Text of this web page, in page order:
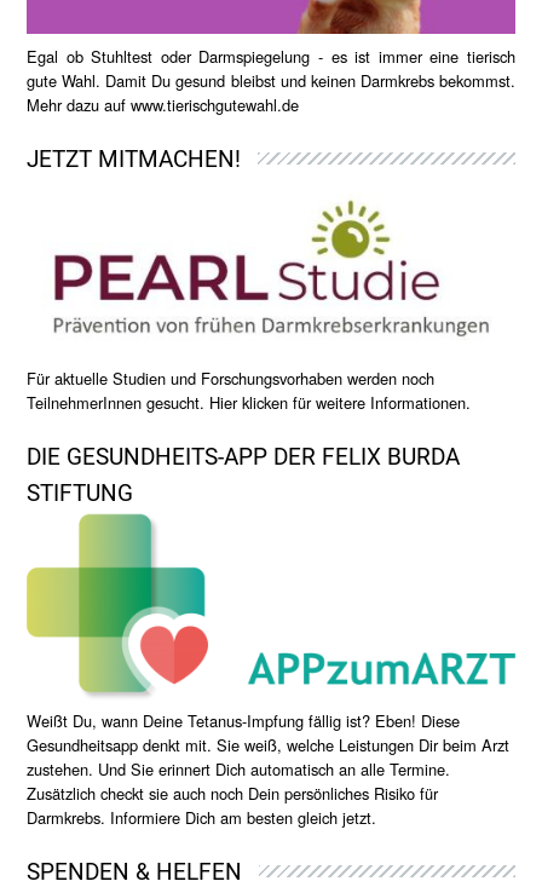
Egal ob Stuhltest oder Darmspiegelung - es ist immer eine tierisch
gute Wahl. Damit Du gesund bleibst und keinen Darmkrebs bekommst.
Mehr dazu aufwww.tierischgutewahl.de
JETZT MITMACHEN!
Für aktuelle Studien und Forschungsvorhaben werden noch
TeilnehmerInnen gesucht. Hier klicken für weitere Informationen.
DIE GESUNDHEITS-APP DER FELIX BURDA
STIFTUNG
Weißt Du, wann Deine Tetanus-Impfung fällig ist? Eben! Diese
Gesundheitsapp denkt mit. Sie weiß, welche Leistungen Dir beim Arzt
zustehen. Und Sie erinnert Dich automatisch an alle Termine.
Zusätzlich checkt sie auch noch Dein persönliches Risiko für
Darmkrebs. Informiere Dich am besten gleich jetzt.
SPENDEN & HELFEN